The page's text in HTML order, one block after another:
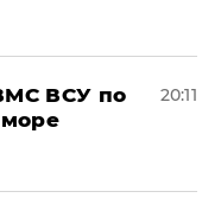
ВСУ по
20:11